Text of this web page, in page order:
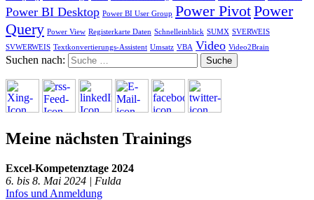
Power BI Desktop Power BI User Group Power PivotPower
Query Power View Registerkarte Daten Schnelleinblick SUMX SVERWEIS
SVWERWEIS Textkonvertierungs-Assistent Umsatz VBA Video Video2Brain
Suchen nach:
Meine nächsten Trainings
Excel-Kompetenztage 2024
6. bis 8. Mai 2024 | Fulda
Infos und Anmeldung